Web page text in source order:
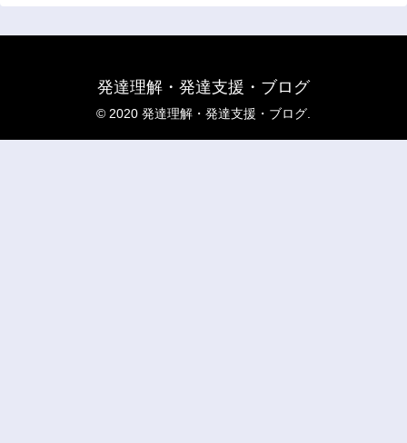
発達理解・発達支援・ブログ
© 2020 発達理解・発達支援・ブログ.